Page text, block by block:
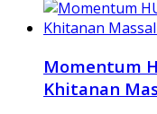
Momentum
Khitanan